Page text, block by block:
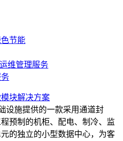
节能
维管理服务
块解决方案
设施提供的一款采用通道封
预制的机柜、配电、制冷、监
的独立的小型数据中心，为客